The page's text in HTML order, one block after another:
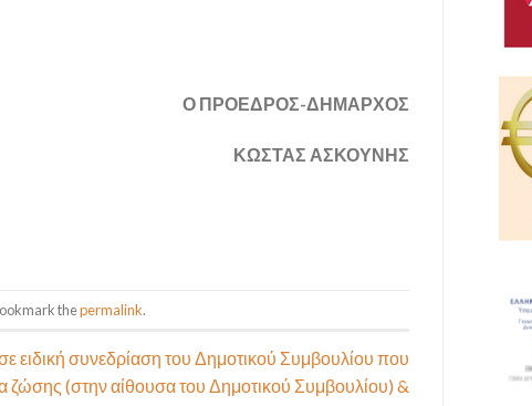
Ο ΠΡΟΕΔΡΟΣ-ΔΗΜΑΡΧΟΣ
ΚΩΣΤΑΣ ΑΣΚΟΥΝΗΣ
thepermalink.
ειδική συνεδρίαση του Δημοτικού Συμβουλίου που
ζώσης (στην αίθουσα του Δημοτικού Συμβουλίου) &